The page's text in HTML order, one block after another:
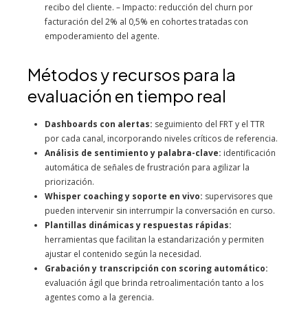
recibo del cliente. – Impacto: reducción del churn por
facturación del 2% al 0,5% en cohortes tratadas con
empoderamiento del agente.
Métodos y recursos para la
evaluación en tiempo real
Dashboards con alertas: seguimiento del FRT y el TTR
por cada canal, incorporando niveles críticos de referencia.
Análisis de sentimiento y palabra-clave: identificación
automática de señales de frustración para agilizar la
priorización.
Whisper coaching y soporte en vivo: supervisores que
pueden intervenir sin interrumpir la conversación en curso.
Plantillas dinámicas y respuestas rápidas:
herramientas que facilitan la estandarización y permiten
ajustar el contenido según la necesidad.
Grabación y transcripción con scoring automático:
evaluación ágil que brinda retroalimentación tanto a los
agentes como a la gerencia.